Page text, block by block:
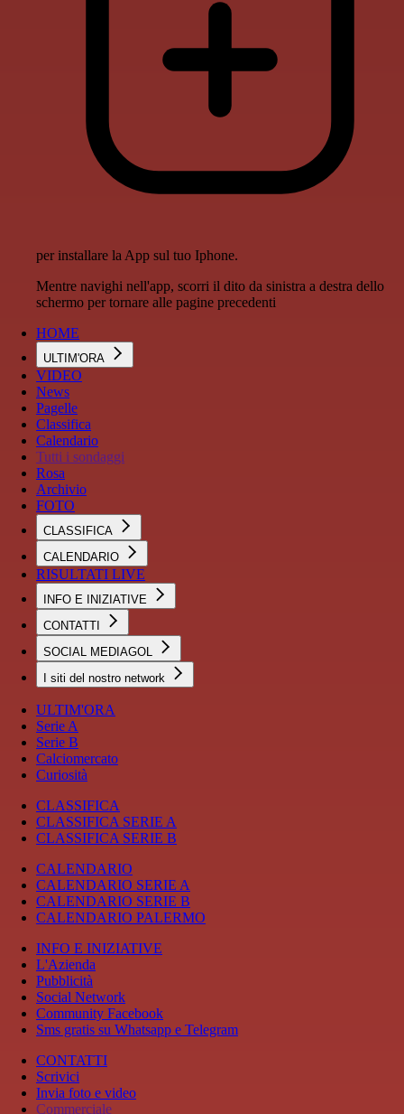
per installare la App sul tuo Iphone.
Mentre navighi nell'app, scorri il dito da sinistra a destra dello
schermo per tornare alle pagine precedenti
HOME
ULTIM'ORA
VIDEO
News
Pagelle
Classifica
Calendario
Tutti i sondaggi
Rosa
Archivio
FOTO
CLASSIFICA
CALENDARIO
RISULTATI LIVE
INFO E INIZIATIVE
CONTATTI
SOCIAL MEDIAGOL
I siti del nostro network
ULTIM'ORA
Serie A
Serie B
Calciomercato
Curiosità
CLASSIFICA
CLASSIFICA SERIE A
CLASSIFICA SERIE B
CALENDARIO
CALENDARIO SERIE A
CALENDARIO SERIE B
CALENDARIO PALERMO
INFO E INIZIATIVE
L'Azienda
Pubblicità
Social Network
Community Facebook
Sms gratis su Whatsapp e Telegram
CONTATTI
Scrivici
Invia foto e video
Commerciale